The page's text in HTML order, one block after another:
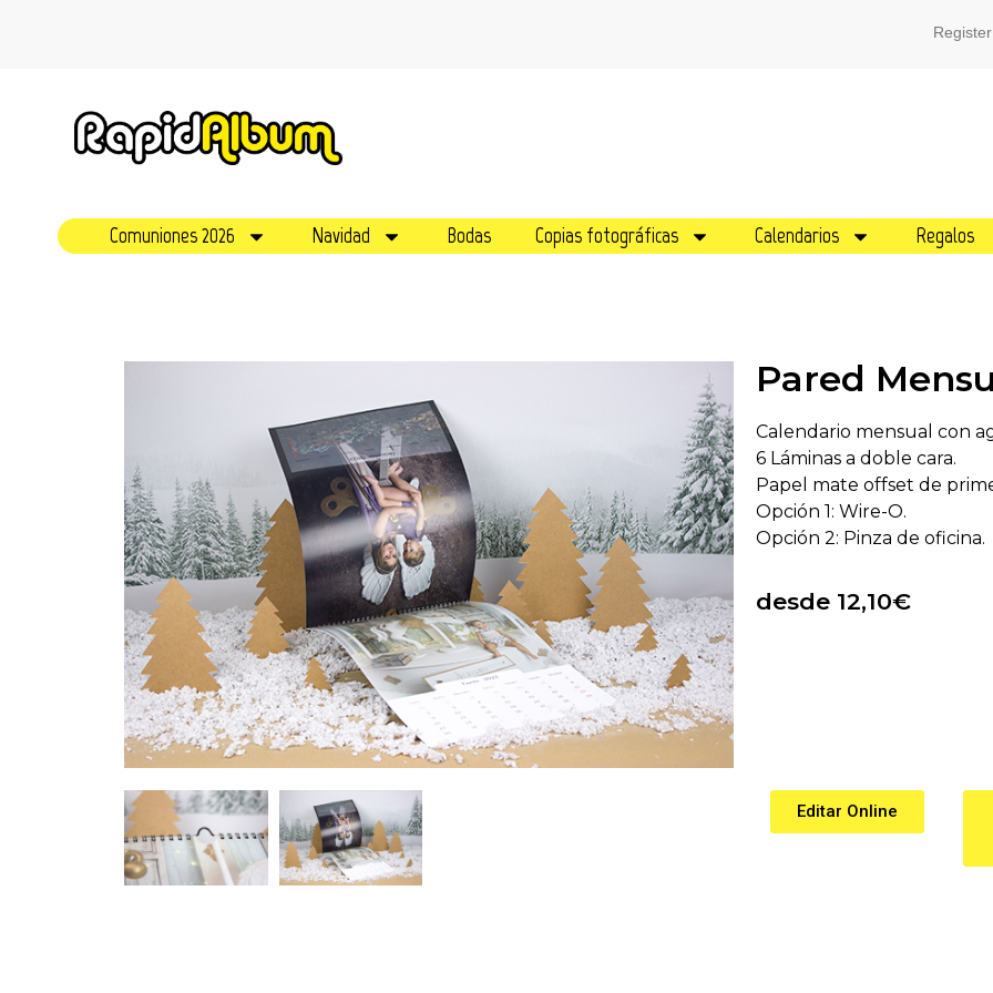
Register
Comuniones 2026 Navidad Bodas Copias fotográficas Calendarios Regalos
Pared
Calendario mensual con
6 Láminas a doble cara.
Papel mate offset de
Opción 1: Wire-O.
Opción 2: Pinza de oficina.
desde 12,10€
Editar Online